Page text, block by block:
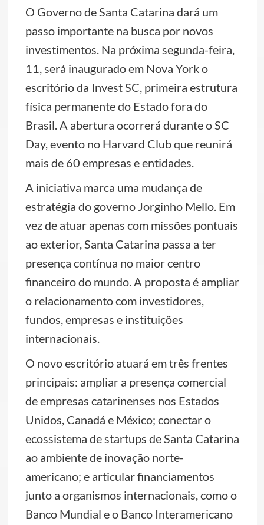
O Governo de Santa Catarina dará um
passo importante na busca por novos
investimentos. Na próxima segunda-feira,
11, será inaugurado em Nova York o
escritório da Invest SC, primeira estrutura
física permanente do Estado fora do
Brasil. A abertura ocorrerá durante o SC
Day, evento no Harvard Club que reunirá
mais de 60 empresas e entidades.
A iniciativa marca uma mudança de
estratégia do governo Jorginho Mello. Em
vez de atuar apenas com missões pontuais
ao exterior, Santa Catarina passa a ter
presença contínua no maior centro
financeiro do mundo. A proposta é ampliar
o relacionamento com investidores,
fundos, empresas e instituições
internacionais.
O novo escritório atuará em três frentes
principais: ampliar a presença comercial
de empresas catarinenses nos Estados
Unidos, Canadá e México; conectar o
ecossistema de startups de Santa Catarina
ao ambiente de inovação norte-
americano; e articular financiamentos
junto a organismos internacionais, como o
Banco Mundial e o Banco Interamericano